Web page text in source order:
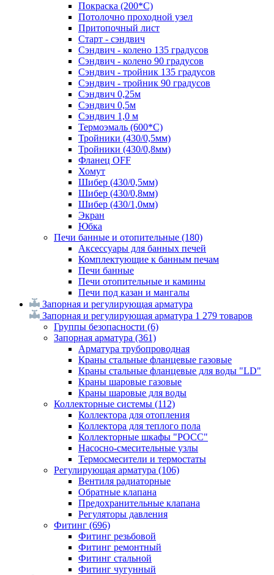
Покраска (200*С)
Потолочно проходной узел
Притопочный лист
Старт - сэндвич
Сэндвич - колено 135 градусов
Сэндвич - колено 90 градусов
Сэндвич - тройник 135 градусов
Сэндвич - тройник 90 градусов
Сэндвич 0,25м
Сэндвич 0,5м
Сэндвич 1,0 м
Термоэмаль (600*С)
Тройники (430/0,5мм)
Тройники (430/0,8мм)
Фланец OFF
Хомут
Шибер (430/0,5мм)
Шибер (430/0,8мм)
Шибер (430/1,0мм)
Экран
Юбка
Печи банные и отопительные (180)
Аксессуары для банных печей
Комплектующие к банным печам
Печи банные
Печи отопительные и камины
Печи под казан и мангалы
Запорная и регулирующая арматура
Запорная и регулирующая арматура 1 279 товаров
Группы безопасности (6)
Запорная арматура (361)
Арматура трубопроводная
Краны стальные фланцевые газовые
Краны стальные фланцевые для воды "LD"
Краны шаровые газовые
Краны шаровые для воды
Коллекторные системы (112)
Коллектора для отопления
Коллектора для теплого пола
Коллекторные шкафы "РОСС"
Насосно-смесительные узлы
Термосмесители и термостаты
Регулирующая арматура (106)
Вентиля радиаторные
Обратные клапана
Предохранительные клапана
Регуляторы давления
Фитинг (696)
Фитинг резьбовой
Фитинг ремонтный
Фитинг стальной
Фитинг чугунный